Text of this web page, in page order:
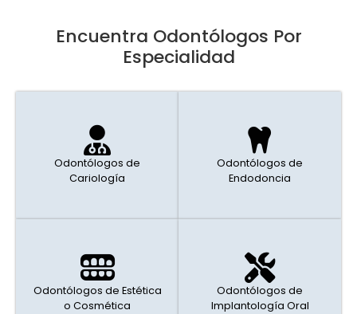
Encuentra Odontólogos Por
Especialidad
Odontólogos de
Cariología
Odontólogos de
Endodoncia
Odontólogos de Estética
o Cosmética
Odontólogos de
Implantología Oral